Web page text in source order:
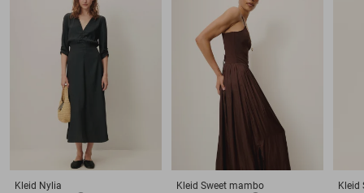
Kleid Nylia
Kleid Sweet mambo
Kleid